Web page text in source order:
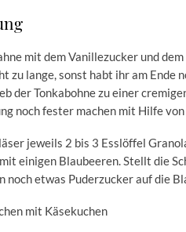
mit dem Vanillezucker und
zu lange, sonst habt ihr am
der Tonkabohne zu einer
noch fester machen mit Hilfe
jeweils 2 bis 3 Esslöffel
einigen Blaubeeren. Stellt die
noch etwas Puderzucker auf die